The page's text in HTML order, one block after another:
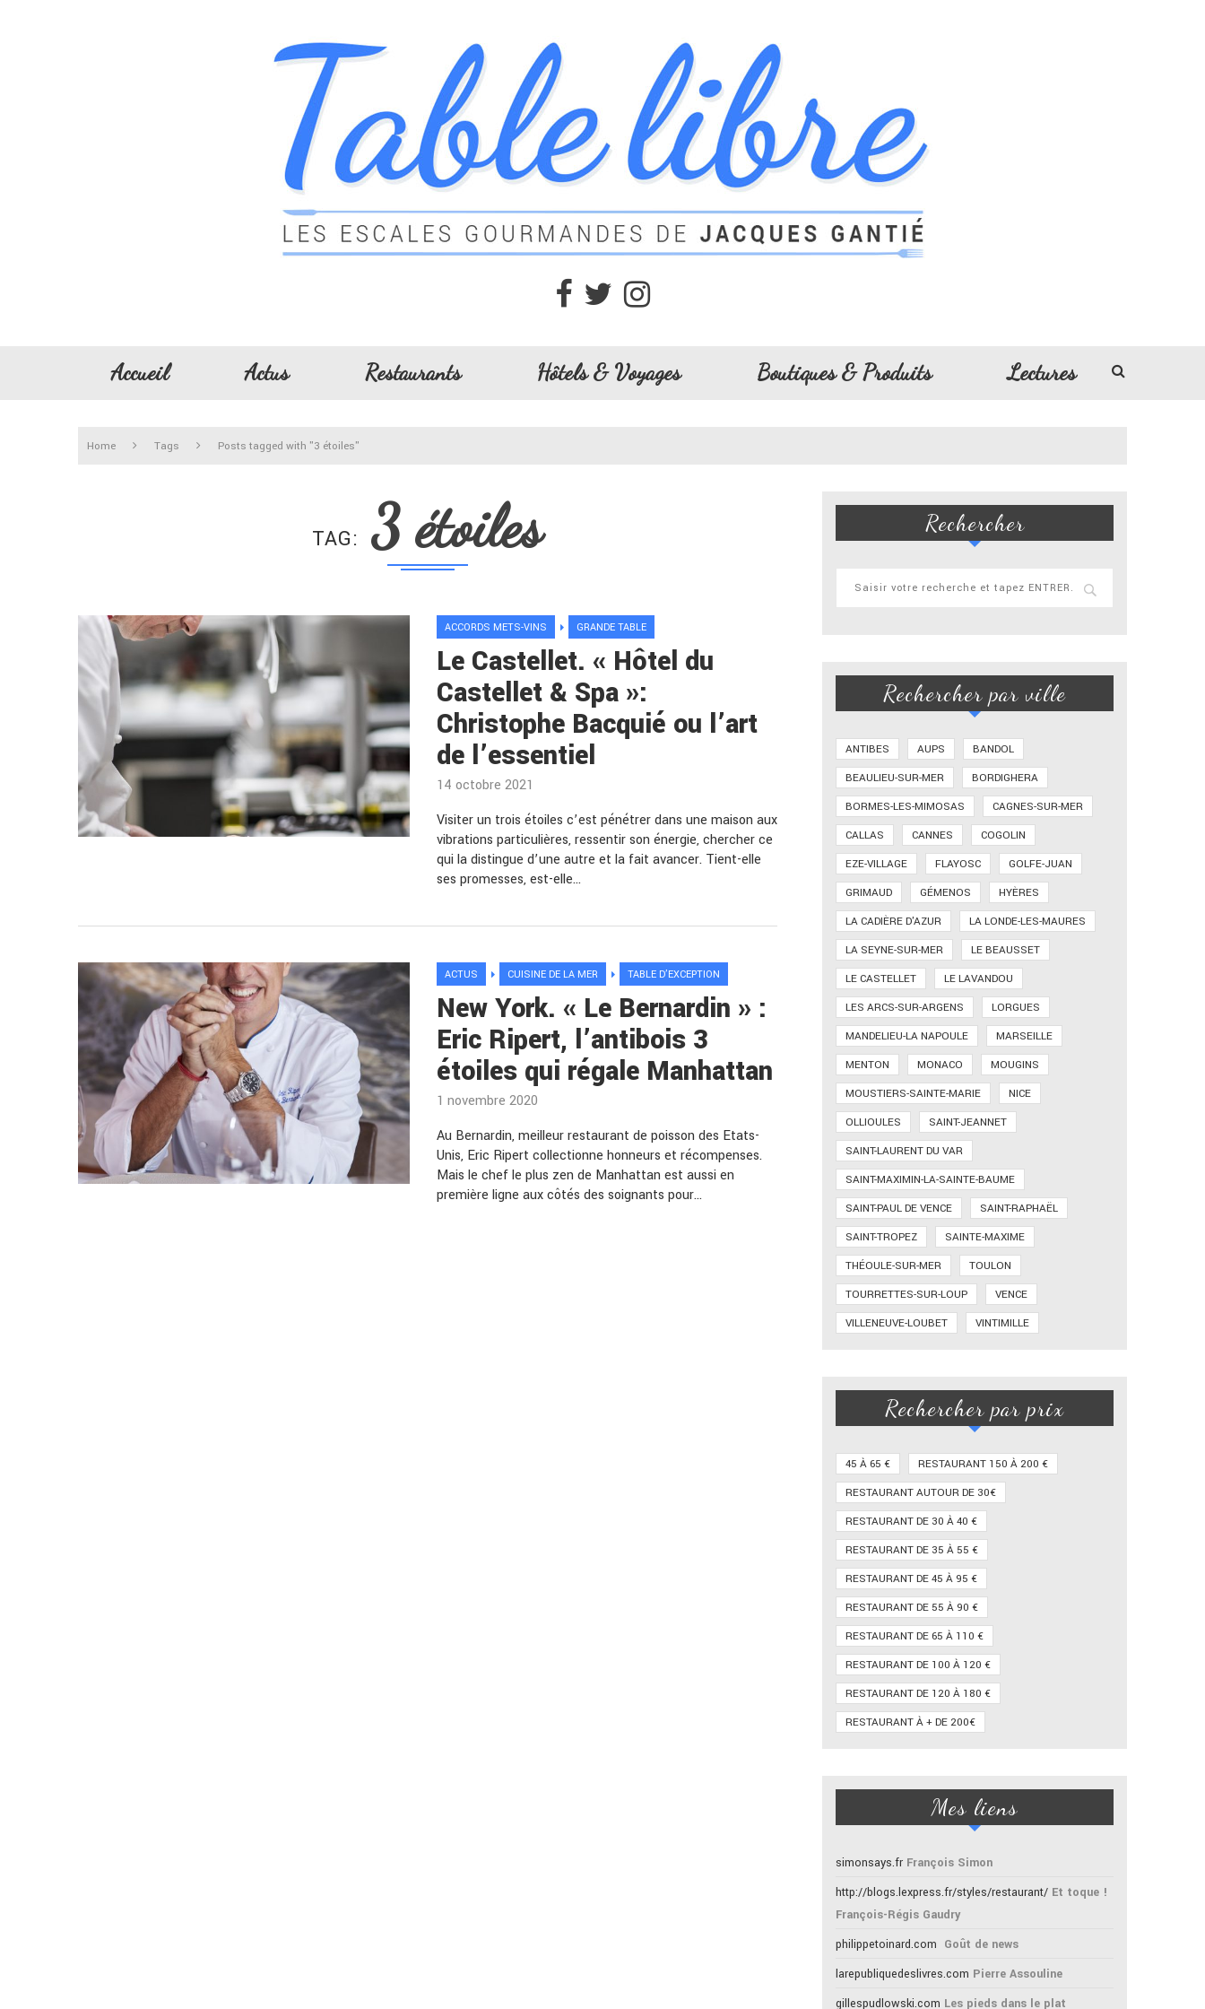
Accueil Actus Restaurants Hôtels & Voyages Boutiques & Produits Lectures
Home Tags Posts tagged with "3 étoiles"
TAG 3 étoiles
ACCORDS METS-VINS GRANDE TABLE
Le Castellet. « Hôtel du
Castellet & Spa »:
Christophe Bacquié ou l’art
de l’essentiel
14 octobre 2021
Visiter un trois étoiles c’est pénétrer dans une maison aux
vibrations particulières, ressentir son énergie, chercher ce
qui la distingue d’une autre et la fait avancer. Tient-elle
ses promesses, est-elle…
ACTUS CUISINE DE LA MER TABLE D’EXCEPTION
New York. « Le Bernardin » :
Eric Ripert, l’antibois 3
étoiles qui régale Manhattan
1 novembre 2020
Au Bernardin, meilleur restaurant de poisson des Etats-
Unis, Eric Ripert collectionne honneurs et récompenses.
Mais le chef le plus zen de Manhattan est aussi en
première ligne aux côtés des soignants pour…
Rechercher
Rechercher par ville
ANTIBES AUPS
BANDOL
BEAULIEU-SUR-MER
BORDIGHERA
BORMES-LES-MIMOSAS
CAGNES-SUR-MER
CALLAS
CANNES
COGOLIN
EZE-VILLAGE
FLAYOSC
GOLFE-JUAN
GRIMAUD
GÉMENOS
HYÈRES
LA CADIÈRE D'AZUR
LA LONDE-LES-MAURES
LA SEYNE-SUR-MER
LE BEAUSSET
LE CASTELLET
LE LAVANDOU
LES ARCS-SUR-ARGENS
LORGUES
MANDELIEU-LA NAPOULE
MARSEILLE
MENTON
MONACO
MOUGINS
MOUSTIERS-SAINTE-MARIE
NICE
OLLIOULES
SAINT-JEANNET
SAINT-LAURENT DU VAR
SAINT-MAXIMIN-LA-SAINTE-BAUME
SAINT-PAUL DE VENCE
SAINT-RAPHAËL
SAINT-TROPEZ
SAINTE-MAXIME
THÉOULE-SUR-MER
TOULON
TOURRETTES-SUR-LOUP
VENCE
VILLENEUVE-LOUBET
VINTIMILLE
Rechercher par prix
45 À 65 €
RESTAURANT 150 À 200 €
RESTAURANT AUTOUR DE 30€
RESTAURANT DE 30 À 40 €
RESTAURANT DE 35 À 55 €
RESTAURANT DE 45 À 95 €
RESTAURANT DE 55 À 90 €
RESTAURANT DE 65 À 110 €
RESTAURANT DE 100 À 120 €
RESTAURANT DE 120 À 180 €
RESTAURANT À + DE 200€
Mes liens
simonsays.fr François Simon
http://blogs.lexpress.fr/styles/restaurant/ Et toque !
François-Régis Gaudry
philippetoinard.com Goût de news
larepubliquedeslivres.com Pierre Assouline
gillespudlowski.com Les pieds dans le plat